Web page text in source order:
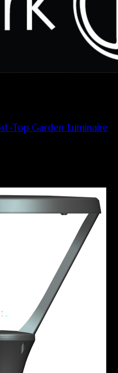
Top Garden Luminaire